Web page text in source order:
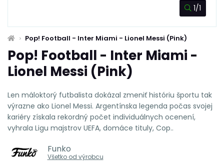
1/1
Pop! Football - Inter Miami - Lionel Messi (Pink)
Pop! Football - Inter Miami -
Lionel Messi (Pink)
Len máloktorý futbalista dokázal zmeniť históriu športu tak
výrazne ako Lionel Messi. Argentínska legenda počas svojej
kariéry získala rekordný počet individuálnych ocenení,
vyhrala Ligu majstrov UEFA, domáce tituly, Cop..
Funko
Všetko od výrobcu